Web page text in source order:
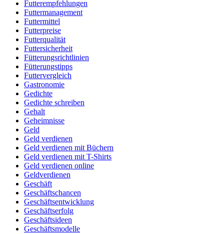
Futterempfehlungen
Futtermanagement
Futtermittel
Futterpreise
Futterqualität
Futtersicherheit
Fütterungsrichtlinien
Fütterungstipps
Futtervergleich
Gastronomie
Gedichte
Gedichte schreiben
Gehalt
Geheimnisse
Geld
Geld verdienen
Geld verdienen mit Büchern
Geld verdienen mit T-Shirts
Geld verdienen online
Geldverdienen
Geschäft
Geschäftschancen
Geschäftsentwicklung
Geschäftserfolg
Geschäftsideen
Geschäftsmodelle